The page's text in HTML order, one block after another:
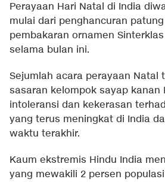
Perayaan Hari Natal di India
mulai dari penghancuran
pembakaran ornamen
selama bulan ini.
Sejumlah acara perayaan Natal
sasaran kelompok sayap kanan
intoleransi dan kekerasan
yang terus meningkat di India
waktu terakhir.
Kaum ekstremis Hindu India
yang mewakili 2 persen